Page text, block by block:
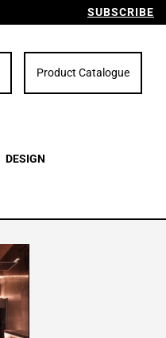
SUBSCRIBE
Product Catalogue
DESIGN